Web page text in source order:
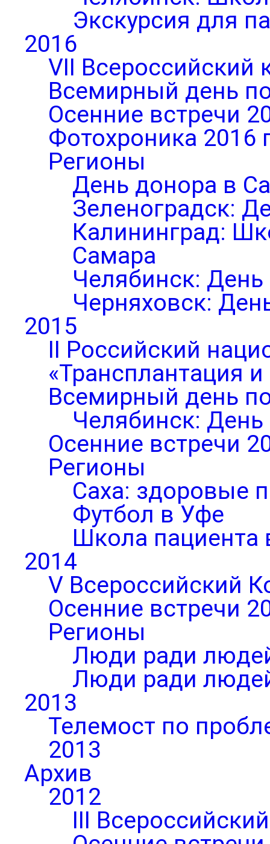
Экскурсия для
2016
VII Всероссийский
Всемирный день
Осенние встречи
Фотохроника 2016
Регионы
День донора в
Зеленоградск:
Калининград:
Самара
Челябинск: День
Черняховск:
2015
II Российский
«Трансплантация
Всемирный день
Челябинск: День
Осенние встречи
Регионы
Саха: здоровые
Футбол в Уфе
Школа пациента
2014
V Всероссийский
Осенние встречи
Регионы
Люди ради
Люди ради
2013
Телемост по
2013
Архив
2012
III